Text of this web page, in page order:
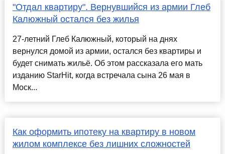
"Отдал квартиру". Вернувшийся из армии Глеб
Калюжный остался без жилья
27-летний Глеб Калюжный, который на днях
вернулся домой из армии, остался без квартиры и
будет снимать жильё. Об этом рассказала его мать
изданию StarHit, когда встречала сына 26 мая в
Моск...
Как оформить ипотеку на квартиру в новом
жилом комплексе без лишних сложностей